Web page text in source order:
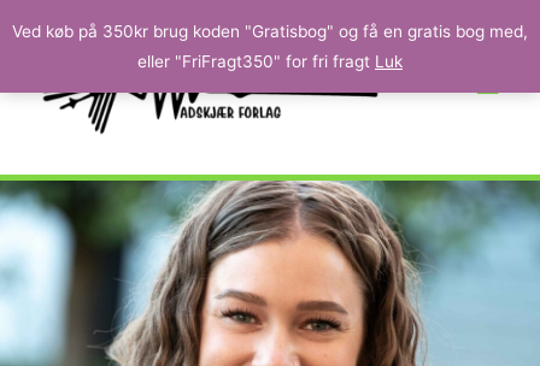
Ved køb på 350kr brug koden "Gratisbog" og få en gratis bog med,
eller "FriFragt350" for fri fragt Luk